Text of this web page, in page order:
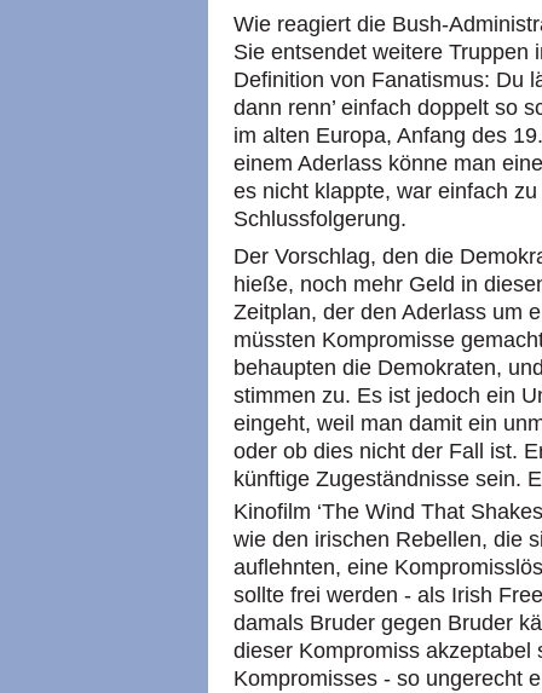
Wie reagiert die Bush-
Sie entsendet weitere Truppen
Definition von Fanatismus: Du
dann renn’ einfach doppelt so
im alten Europa, Anfang des
einem Aderlass könne man
es nicht klappte, war einfach
Schlussfolgerung.
Der Vorschlag, den die
hieße, noch mehr Geld in
Zeitplan, der den Aderlass um
müssten Kompromisse
behaupten die Demokraten,
stimmen zu. Es ist jedoch ein
eingeht, weil man damit ein
oder ob dies nicht der Fall ist.
künftige Zugeständnisse sein.
Kinofilm ‘The Wind That
wie den irischen Rebellen, die
auflehnten, eine
sollte frei werden - als Irish
damals Bruder gegen Bruder
dieser Kompromiss akzeptabel
Kompromisses - so ungerecht